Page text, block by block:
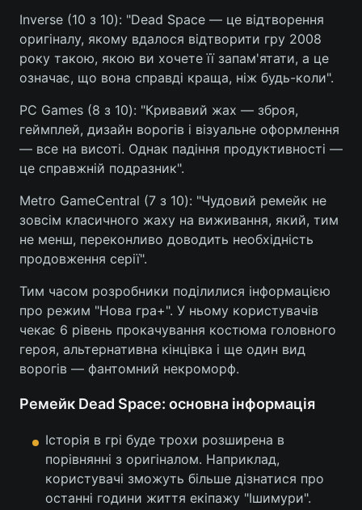
Лонгріди
Відео з Youtube
Інтерв'ю Думки
Вакансії
Контакти
Inverse (10 з 10): "Dead Space — це відтворення
оригіналу, якому вдалося відтворити гру 2008
року такою, якою ви хочете її запам'ятати, а це
означає, що вона справді краща, ніж будь-коли".
PC Games (8 з 10): "Кривавий жах — зброя,
геймплей, дизайн ворогів і візуальне оформлення
— все на висоті. Однак падіння продуктивності —
це справжній подразник".
Metro GameCentral (7 з 10): "Чудовий ремейк не
зовсім класичного жаху на виживання, який, тим
не менш, переконливо доводить необхідність
продовження серії".
Тим часом розробники поділилися інформацією
про режим "Нова гра+". У ньому користувачів
чекає 6 рівень прокачування костюма головного
героя, альтернативна кінцівка і ще один вид
ворогів — фантомний некроморф.
Ремейк Dead Space: основна інформація
Історія в грі буде трохи розширена в
порівнянні з оригіналом. Наприклад,
користувачі зможуть більше дізнатися про
останні години життя екіпажу "Ішимури".